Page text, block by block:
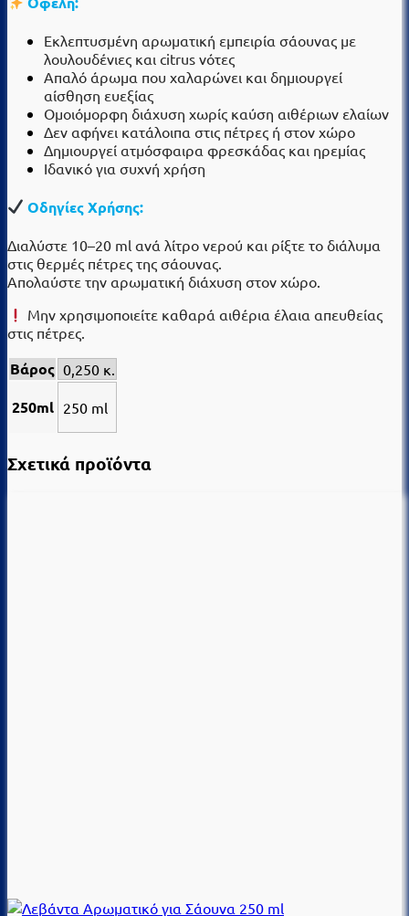
Εκλεπτυσμένη αρωματική εμπειρία σάουνας με
λουλουδένιες και citrus νότες
Απαλό άρωμα που χαλαρώνει και δημιουργεί
αίσθηση ευεξίας
Ομοιόμορφη διάχυση χωρίς καύση αιθέριων ελαίων
Δεν αφήνει κατάλοιπα στις πέτρες ή στον χώρο
Δημιουργεί ατμόσφαιρα φρεσκάδας και ηρεμίας
Ιδανικό για συχνή χρήση
Οδηγίες Χρήσης:
Διαλύστε 10–20 ml ανά λίτρο νερού και ρίξτε το διάλυμα
στις θερμές πέτρες της σάουνας.
Απολαύστε την αρωματική διάχυση στον χώρο.
Μην χρησιμοποιείτε καθαρά αιθέρια έλαια απευθείας
στις πέτρες.
Βάρος 0,250 κ.
250ml 250 ml
Σχετικά προϊόντα